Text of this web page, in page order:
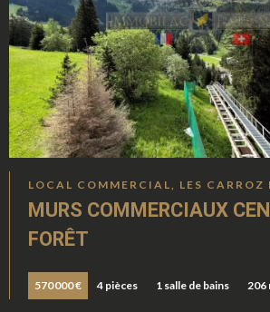
LOCAL COMMERCIAL, LES CARROZ
MURS COMMERCIAUX
FORÊT
570 000 € 4 pièces 1 salle de bains 206